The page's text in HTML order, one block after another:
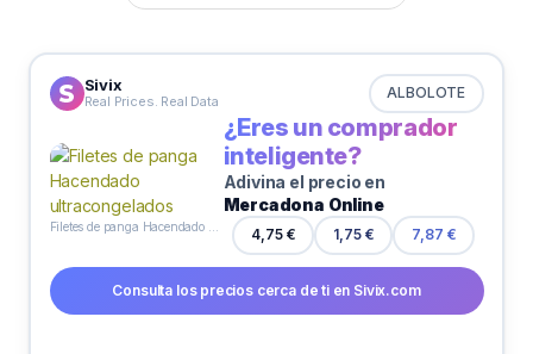
Sivix
Real Prices. Real Data ALBOLOTE
¿Eres un comprador
inteligente?
Adivina el precio en
Mercadona Online
4,75 € 1,75 € 7,87 €
Consulta los precios cerca de ti en Sivix.com